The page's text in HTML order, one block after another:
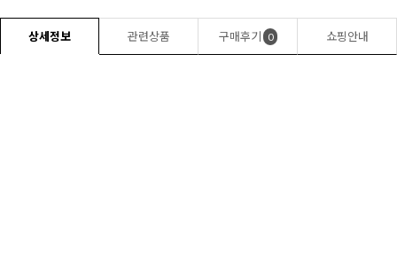
상세정보 관련상품 구매후기 0 쇼핑안내